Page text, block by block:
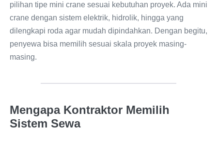
pilihan tipe mini crane sesuai kebutuhan proyek. Ada mini
crane dengan sistem elektrik, hidrolik, hingga yang
dilengkapi roda agar mudah dipindahkan. Dengan begitu,
penyewa bisa memilih sesuai skala proyek masing-
masing.
Mengapa Kontraktor Memilih
Sistem Sewa